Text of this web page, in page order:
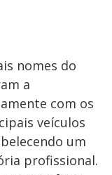
nomes do
a
com os
veículos
um
profissional.